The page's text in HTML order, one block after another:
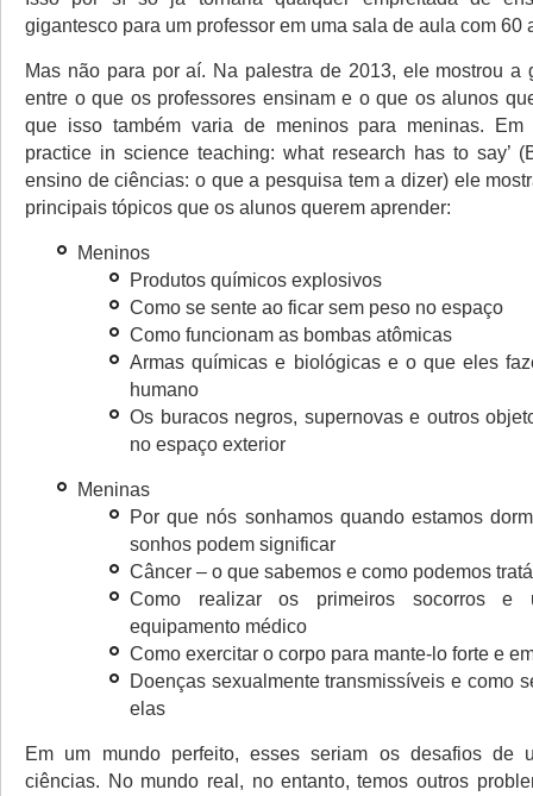
gigantesco para um professor em uma sala de aula com 60
Mas não para por aí. Na palestra de 2013, ele mostrou a
entre o que os professores ensinam e o que os alunos
que isso também varia de meninos para meninas. Em
practice in science teaching: what research has to say’
ensino de ciências: o que a pesquisa tem a dizer) ele
principais tópicos que os alunos querem aprender:
Meninos
Produtos químicos explosivos
Como se sente ao ficar sem peso no espaço
Como funcionam as bombas atômicas
Armas químicas e biológicas e o que eles
humano
Os buracos negros, supernovas e outros
no espaço exterior
Meninas
Por que nós sonhamos quando estamos
sonhos podem significar
Câncer – o que sabemos e como podemos
Como realizar os primeiros socorros e
equipamento médico
Como exercitar o corpo para mante-lo forte e
Doenças sexualmente transmissíveis e como
elas
Em um mundo perfeito, esses seriam os desafios de
ciências. No mundo real, no entanto, temos outros